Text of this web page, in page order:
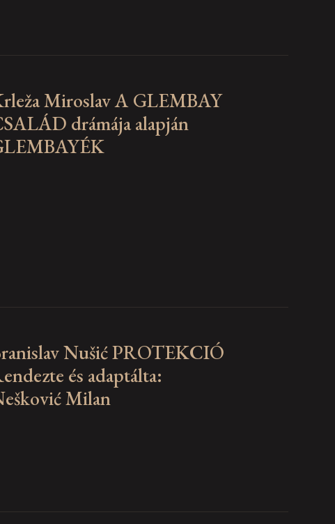
Miroslav A GLEMBAY
drámája alapján
Nušić PROTEKCIÓ
és adaptálta:
Milan